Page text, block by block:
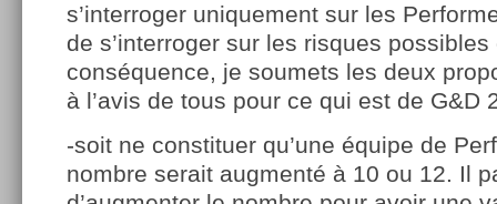
s’interroger uniquement sur les
de s’interroger sur les risques
conséquence, je soumets les deux
à l’avis de tous pour ce qui est de G&D
-soit ne constituer qu’une équipe de
nombre serait augmenté à 10 ou 12. Il